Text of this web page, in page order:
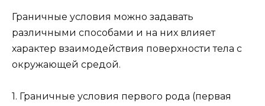
Граничные условия можно задавать
различными способами и на них влияет
характер взаимодействия поверхности тела с
окружающей средой.
1. Граничные условия первого рода (первая